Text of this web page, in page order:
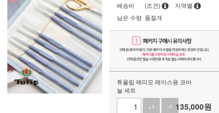
배송비
(조건)
지역별
남은 수량 품절개
튜울립 에띠모 레이스용 코바
늘 세트
+1
-1 135,000원